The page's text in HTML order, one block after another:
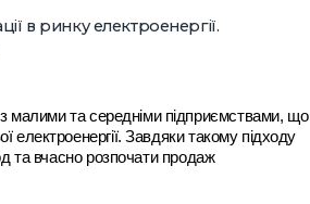
в ринку електроенергії.
малими та середніми підприємствами, що
Завдяки такому підходу
та вчасно розпочати продаж